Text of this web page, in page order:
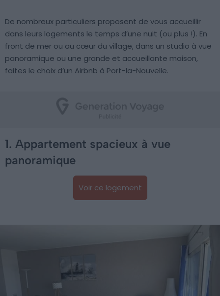
De nombreux particuliers proposent de vous accueillir
dans leurs logements le temps d’une nuit (ou plus !). En
front de mer ou au cœur du village, dans un studio à vue
panoramique ou une grande et accueillante maison,
faites le choix d’un Airbnb à Port-la-Nouvelle.
1. Appartement spacieux à vue
panoramique
Voir ce logement